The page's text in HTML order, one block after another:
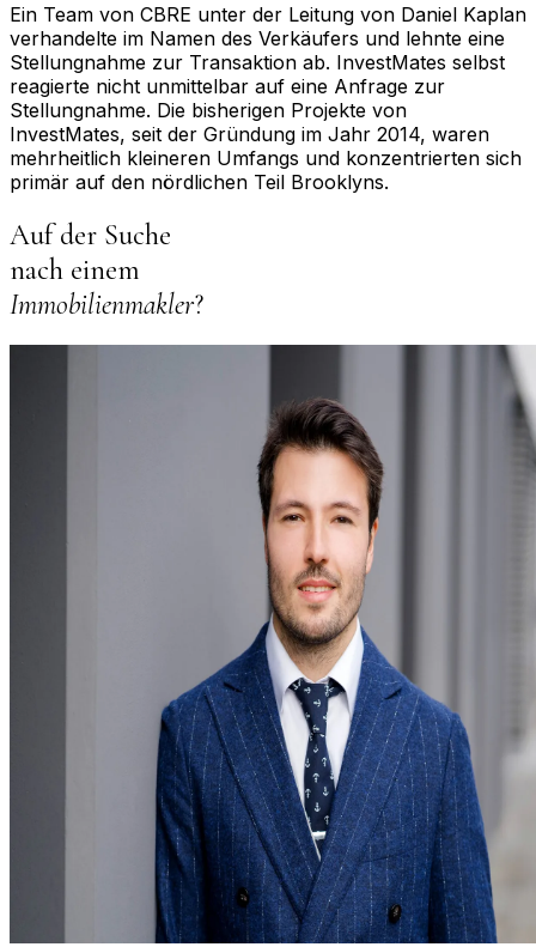
Ein Team von CBRE unter der Leitung von Daniel Kaplan
verhandelte im Namen des Verkäufers und lehnte eine
Stellungnahme zur Transaktion ab. InvestMates selbst
reagierte nicht unmittelbar auf eine Anfrage zur
Stellungnahme. Die bisherigen Projekte von
InvestMates, seit der Gründung im Jahr 2014, waren
mehrheitlich kleineren Umfangs und konzentrierten sich
primär auf den nördlichen Teil Brooklyns.
Auf der Suche
nach einem
Immobilienmakler?